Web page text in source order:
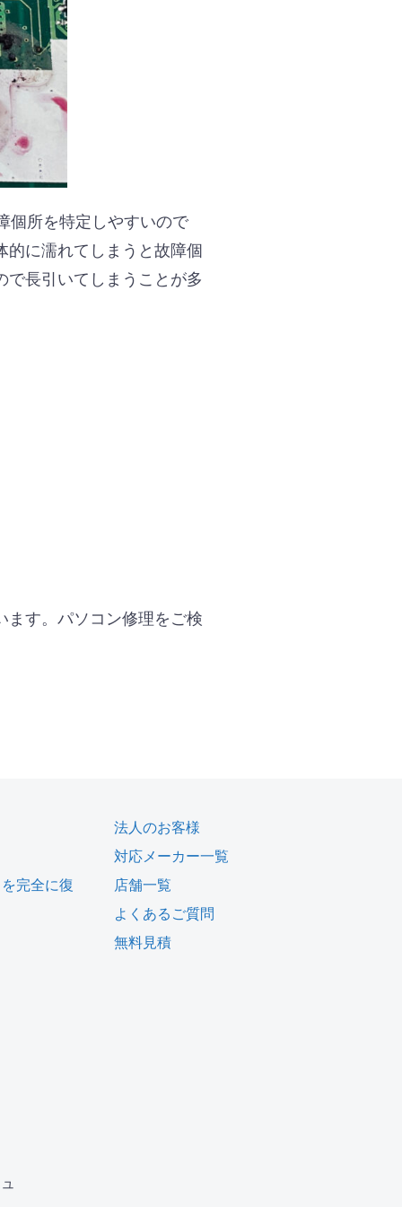
個所を特定しやすいので
に濡れてしまうと故障個
長引いてしまうことが多
す。パソコン修理をご検
完全に復
法人のお客様
対応メーカー一覧
店舗一覧
よくあるご質問
無料見積